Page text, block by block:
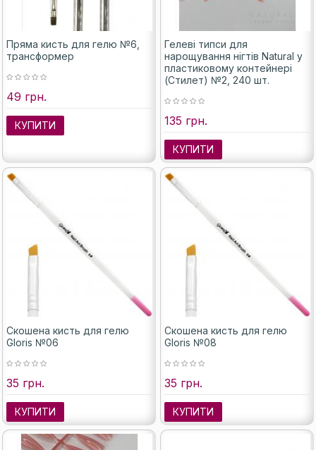
Пряма кисть для гелю №6,
трансформер
49 грн.
КУПИТИ
Гелеві типси для
нарощування нігтів Natural у
пластиковому контейнері
(Стилет) №2, 240 шт.
135 грн.
КУПИТИ
Скошена кисть для гелю
Gloris №06
35 грн.
КУПИТИ
Скошена кисть для гелю
Gloris №08
35 грн.
КУПИТИ